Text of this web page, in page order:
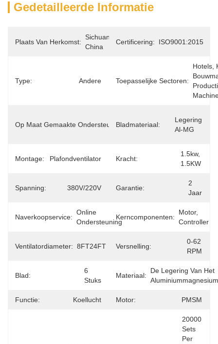
Gedetailleerde Informatie
Plaats Van Herkomst:
Sichuan,
China
Certificering: ISO9001:2015
Type: Andere Toepasselijke Sectoren:
Hotels,
Op Maat Gemaakte Ondersteuning:
ODM,
Bladmateriaal:
Legering
Al-MG
Montage: Plafondventilator Kracht:
1.5kw,
1.5KW
Spanning: 380V/220V Garantie:
2
Jaar
Naverkoopservice:
Online
Ondersteuning
Kerncomponenten:
Motor,
Controller
Ventilatordiameter: 8FT24FT Versnelling:
0-62
RPM
Blad:
6
Stuks
Materiaal:
De Legering Van Het
Aluminiummagnesium
Functie: Koellucht Motor: PMSM
20000
Sets
Per